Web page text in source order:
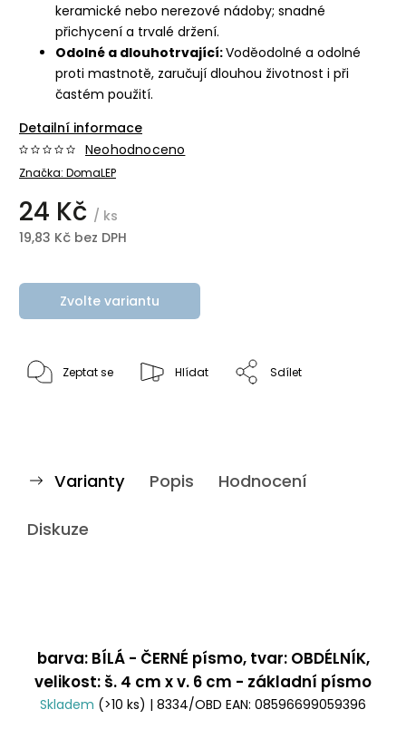
keramické nebo nerezové nádoby; snadné
přichycení a trvalé držení.
Odolné a dlouhotrvající:Voděodolné a odolné
proti mastnotě, zaručují dlouhou životnost i při
častém použití.
Detailní informace
Značka: DomaLEP
Neohodnoceno
24 Kč / ks
19,83 Kč bez DPH
Zvolte variantu
Zeptat se Hlídat Sdílet
Varianty Popis Hodnocení
Diskuze
barva: BÍLÁ - ČERNÉ písmo, tvar: OBDÉLNÍK,
velikost: š. 4 cm x v. 6 cm - základní písmo
Skladem (>10 ks) | 8334/OBD EAN: 08596699059396